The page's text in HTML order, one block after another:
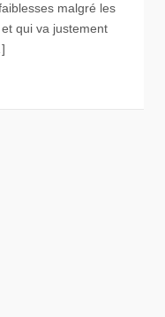
malgré les
qui va justement